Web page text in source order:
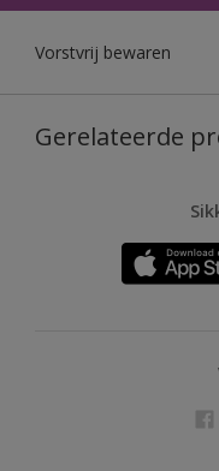
Vorstvrij bewaren
Gerelateerde